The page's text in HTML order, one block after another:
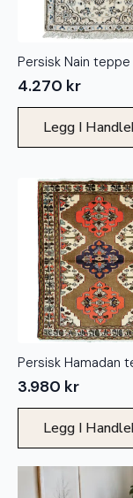
Persisk Nain
4.270 kr
Legg I
Persisk Hamadan
3.980 kr
Legg I